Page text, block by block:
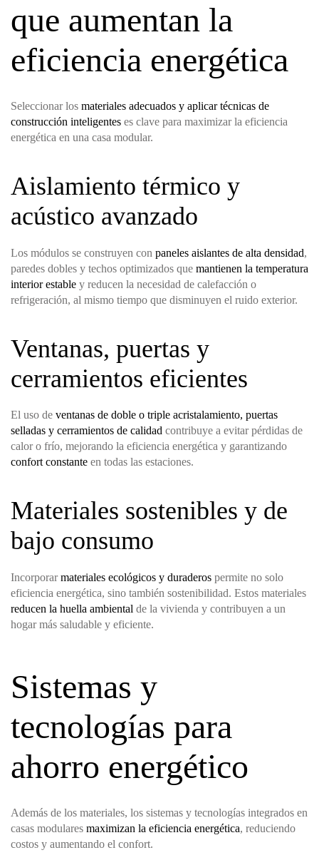
que aumentan la
eficiencia energética
Seleccionar los materiales adecuados y aplicar técnicas de
construcción inteligentes es clave para maximizar la eficiencia
energética en una casa modular.
Aislamiento térmico y
acústico avanzado
Los módulos se construyen con paneles aislantes de alta densidad,
paredes dobles y techos optimizados que mantienen la temperatura
interior estable y reducen la necesidad de calefacción o
refrigeración, al mismo tiempo que disminuyen el ruido exterior.
Ventanas, puertas y
cerramientos eficientes
El uso de ventanas de doble o triple acristalamiento, puertas
selladas y cerramientos de calidad contribuye a evitar pérdidas de
calor o frío, mejorando la eficiencia energética y garantizando
confort constante en todas las estaciones.
Materiales sostenibles y de
bajo consumo
Incorporarmateriales ecológicos y duraderos permite no solo
eficiencia energética, sino también sostenibilidad. Estos materiales
reducen la huella ambiental de la vivienda y contribuyen a un
hogar más saludable y eficiente.
Sistemas y
tecnologías para
ahorro energético
Además de los materiales, los sistemas y tecnologías integrados en
casas modulares maximizan la eficiencia energética, reduciendo
costos y aumentando el confort.